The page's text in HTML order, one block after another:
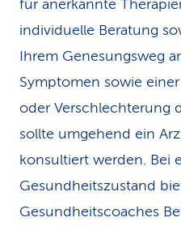
für anerkannte
individuelle Beratung
Ihrem Genesungsweg
Symptomen sowie
oder Verschlechterung
sollte umgehend ein
konsultiert werden. Bei
Gesundheitszustand
Gesundheitscoaches